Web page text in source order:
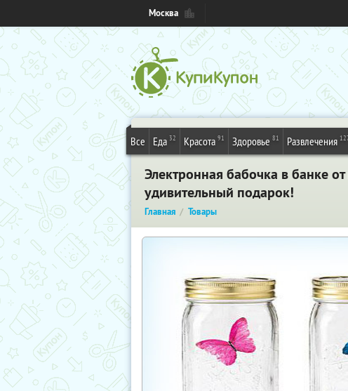
Москва
Все Еда 32 Красота 91 Здоровье 81 Развлечения
Электронная бабочка в банке
удивительный подарок!
Главная Товары